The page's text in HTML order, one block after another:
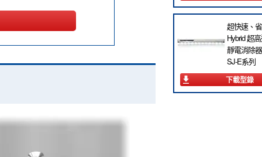
超快速、
Hybrid 超
靜電消除器
SJ-E系列
下載型錄